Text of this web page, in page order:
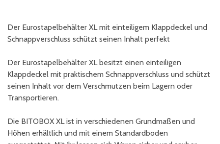
Der Eurostapelbehälter XL mit einteiligem Klappdeckel und
Schnappverschluss schützt seinen Inhalt perfekt
Der Eurostapelbehälter XL besitzt einen einteiligen
Klappdeckel mit praktischem Schnappverschluss und schützt
seinen Inhalt vor dem Verschmutzen beim Lagern oder
Transportieren.
Die BITOBOX XL ist in verschiedenen Grundmaßen und
Höhen erhältlich und mit einem Standardboden